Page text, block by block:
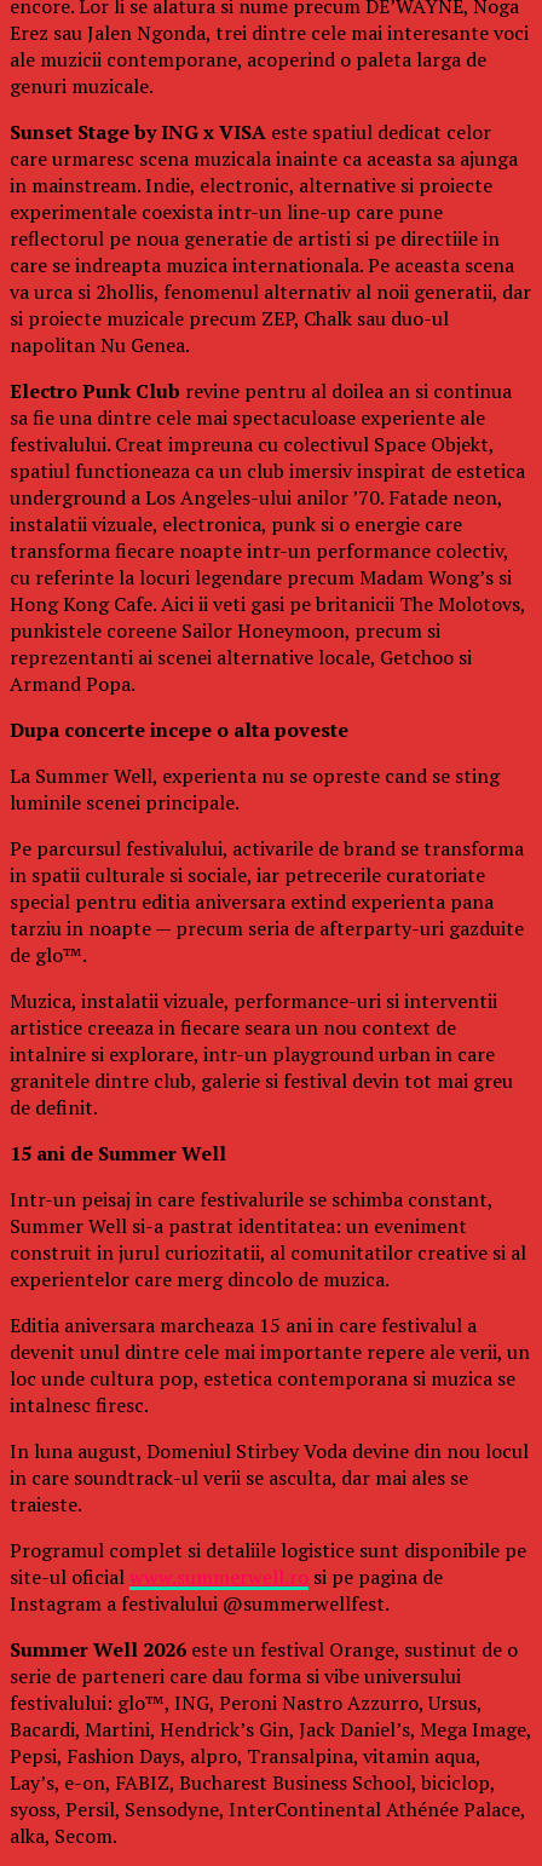
encore. Lor li se alatura si nume precum DE’WAYNE, Noga
Erez sau Jalen Ngonda, trei dintre cele mai interesante voci
ale muzicii contemporane, acoperind o paleta larga de
genuri muzicale.
Sunset Stage by ING x VISA este spatiul dedicat celor
care urmaresc scena muzicala inainte ca aceasta sa ajunga
in mainstream. Indie, electronic, alternative si proiecte
experimentale coexista intr-un line-up care pune
reflectorul pe noua generatie de artisti si pe directiile in
care se indreapta muzica internationala. Pe aceasta scena
va urca si 2hollis, fenomenul alternativ al noii generatii, dar
si proiecte muzicale precum ZEP, Chalk sau duo-ul
napolitan Nu Genea.
Electro Punk Club revine pentru al doilea an si continua
sa fie una dintre cele mai spectaculoase experiente ale
festivalului. Creat impreuna cu colectivul Space Objekt,
spatiul functioneaza ca un club imersiv inspirat de estetica
underground a Los Angeles-ului anilor ’70. Fatade neon,
instalatii vizuale, electronica, punk si o energie care
transforma fiecare noapte intr-un performance colectiv,
cu referinte la locuri legendare precum Madam Wong’s si
Hong Kong Cafe. Aici ii veti gasi pe britanicii The Molotovs,
punkistele coreene Sailor Honeymoon, precum si
reprezentanti ai scenei alternative locale, Getchoo si
Armand Popa.
Dupa concerte incepe o alta poveste
La Summer Well, experienta nu se opreste cand se sting
luminile scenei principale.
Pe parcursul festivalului, activarile de brand se transforma
in spatii culturale si sociale, iar petrecerile curatoriate
special pentru editia aniversara extind experienta pana
tarziu in noapte — precum seria de afterparty-uri gazduite
de glo™.
Muzica, instalatii vizuale, performance-uri si interventii
artistice creeaza in fiecare seara un nou context de
intalnire si explorare, intr-un playground urban in care
granitele dintre club, galerie si festival devin tot mai greu
de definit.
15 ani de Summer Well
Intr-un peisaj in care festivalurile se schimba constant,
Summer Well si-a pastrat identitatea: un eveniment
construit in jurul curiozitatii, al comunitatilor creative si al
experientelor care merg dincolo de muzica.
Editia aniversara marcheaza 15 ani in care festivalul a
devenit unul dintre cele mai importante repere ale verii, un
loc unde cultura pop, estetica contemporana si muzica se
intalnesc firesc.
In luna august, Domeniul Stirbey Voda devine din nou locul
in care soundtrack-ul verii se asculta, dar mai ales se
traieste.
Programul complet si detaliile logistice sunt disponibile pe
site-ul oficialwww.summerwell.ro si pe pagina de
Instagram a festivalului @summerwellfest.
Summer Well 2026 este un festival Orange, sustinut de o
serie de parteneri care dau forma si vibe universului
festivalului: glo™, ING, Peroni Nastro Azzurro, Ursus,
Bacardi, Martini, Hendrick’s Gin, Jack Daniel’s, Mega Image,
Pepsi, Fashion Days, alpro, Transalpina, vitamin aqua,
Lay’s, e-on, FABIZ, Bucharest Business School, biciclop,
syoss, Persil, Sensodyne, InterContinental Athénée Palace,
alka, Secom.